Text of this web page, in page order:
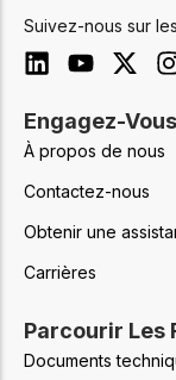
Suivez-nous sur
Engagez-
À propos de nous
Contactez-nous
Obtenir une
Carrières
Parcourir Les
Documents